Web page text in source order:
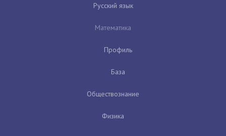
Русский язык
Математика
Профиль
База
Обществознание
Физика